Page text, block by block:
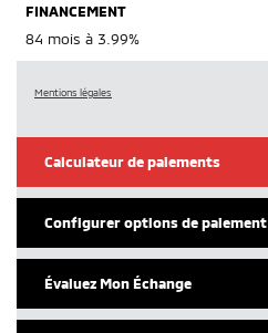
FINANCEMENT
84 mois à 3.99%
Mentions légales
Calculateur de paiements
Configurer options de paiement
Évaluez Mon Échange